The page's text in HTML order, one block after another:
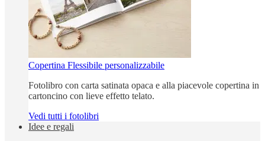
Copertina Flessibile personalizzabile
Fotolibro con carta satinata opaca e alla piacevole copertina in
cartoncino con lieve effetto telato.
Vedi tutti i fotolibri
Idee e regali